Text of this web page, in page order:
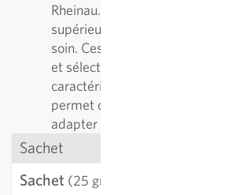
Rheinau. Pour assurer une
supérieure, il est essentiel de
soin. Ces variétés sont
et sélectionnées en fonction de
caractéristiques positives.
permet de les améliorer
adapter aux conditions de
Sachet
Sachet (25 graines)